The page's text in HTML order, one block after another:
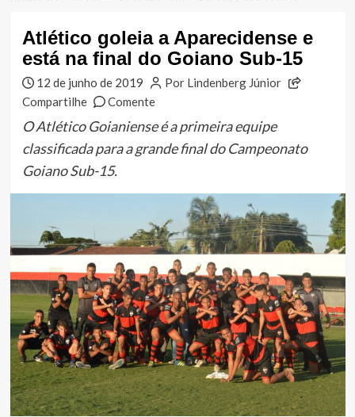
Atlético goleia a Aparecidense e
está na final do Goiano Sub-15
12 de junho de 2019
Por Lindenberg Júnior
Compartilhe
Comente
O Atlético Goianiense é a primeira equipe
classificada para a grande final do Campeonato
Goiano Sub-15.